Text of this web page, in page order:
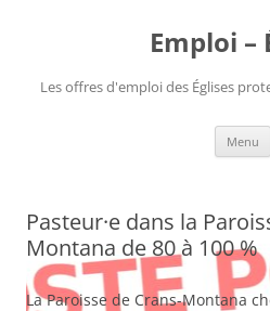
Emploi –
Les offres d'emploi des Églises
Menu
Pasteur·e dans la
Montana de 80 à 100 %
La Paroisse de Crans-Montana